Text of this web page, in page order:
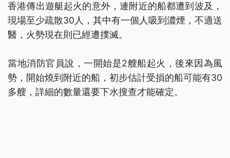
香港傳出遊艇起火的意外，連附近的船都遭到波及，
現場至少疏散30人，其中有一個人吸到濃煙，不適送
醫，火勢現在則已經遭撲滅。
當地消防官員說，一開始是2艘船起火，後來因為風
勢，開始燒到附近的船，初步估計受損的船可能有30
多艘，詳細的數量還要下水搜查才能確定。